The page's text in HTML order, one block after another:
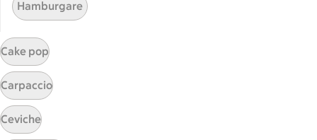
Reklamera
Spärra eller beställ nytt ICA-kort
Behandling av personuppgifter
Hantera cookies
Hamburgare
Cake pop
Carpaccio
Ceviche